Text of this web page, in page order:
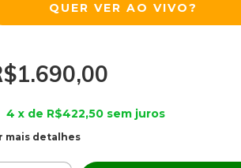
QUER VER AO VIVO?
4 x de R$422,50 sem juros
mais detalhes